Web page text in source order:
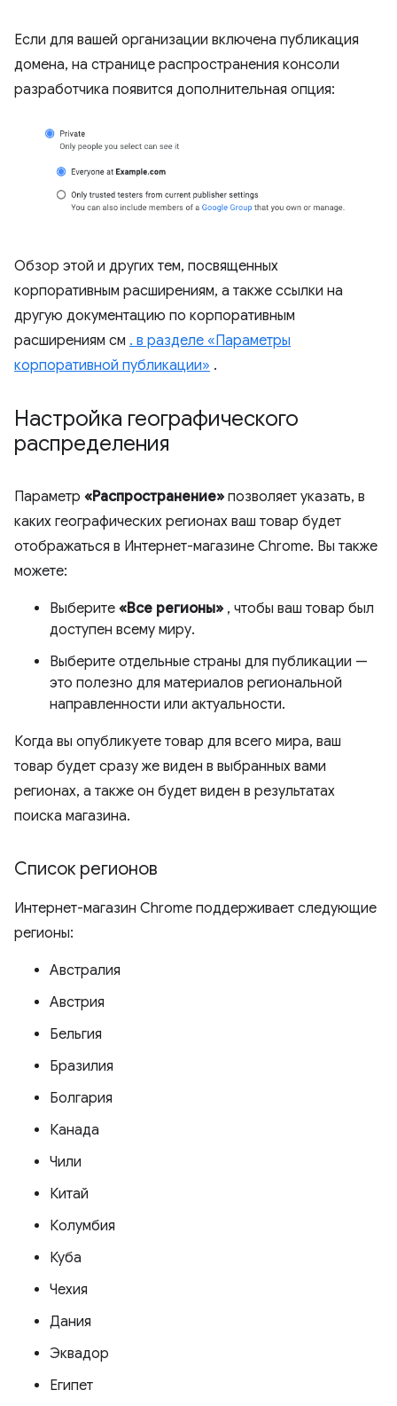
Если для вашей организации включена публикация
домена, на странице распространения консоли
разработчика появится дополнительная опция:
Обзор этой и других тем, посвященных
корпоративным расширениям, а также ссылки на
другую документацию по корпоративным
расширениям см . в разделе «Параметры
корпоративной публикации» .
Настройка географического
распределения
Параметр «Распространение» позволяет указать, в
каких географических регионах ваш товар будет
отображаться в Интернет-магазине Chrome. Вы также
можете:
Выберите «Все регионы» , чтобы ваш товар был
доступен всему миру.
Выберите отдельные страны для публикации —
это полезно для материалов региональной
направленности или актуальности.
Когда вы опубликуете товар для всего мира, ваш
товар будет сразу же виден в выбранных вами
регионах, а также он будет виден в результатах
поиска магазина.
Список регионов
Интернет-магазин Chrome поддерживает следующие
регионы:
Австралия
Австрия
Бельгия
Бразилия
Болгария
Канада
Чили
Китай
Колумбия
Куба
Чехия
Дания
Эквадор
Египет